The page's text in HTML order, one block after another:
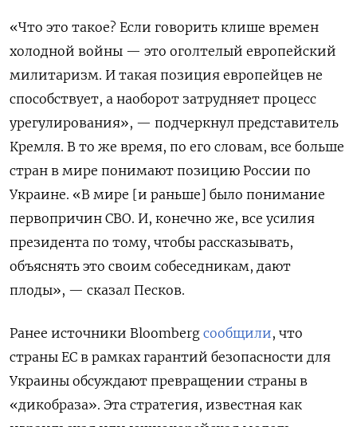
«Что это такое? Если говорить клише времен
холодной войны — это оголтелый европейский
милитаризм. И такая позиция европейцев не
способствует, а наоборот затрудняет процесс
урегулирования», — подчеркнул представитель
Кремля. В то же время, по его словам, все больше
стран в мире понимают позицию России по
Украине. «В мире [и раньше] было понимание
первопричин СВО. И, конечно же, все усилия
президента по тому, чтобы рассказывать,
объяснять это своим собеседникам, дают
плоды», — сказал Песков.
Ранее источники Bloomberg сообщили, что
страны ЕС в рамках гарантий безопасности для
Украины обсуждают превращении страны в
«дикобраза». Эта стратегия, известная как